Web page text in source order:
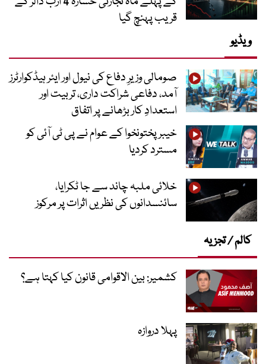
قریب پہنچ گیا
ویڈیو
صومالی وزیرِ دفاع کی نیول اور ایئر ہیڈکوارٹرز
آمد، دفاعی شراکت داری، تربیت اور
استعدادِ کار بڑھانے پر اتفاق
خیبرپختونخوا کے عوام نے پی ٹی آئی کو
مسترد کردیا
خلائی ملبہ چاند سے جا ٹکرایا،
سائنسدانوں کی نظریں اثرات پر مرکوز
کالم / تجزیہ
کشمیر: بین الاقوامی قانون کیا کہتا ہے؟
پہلا دروازہ